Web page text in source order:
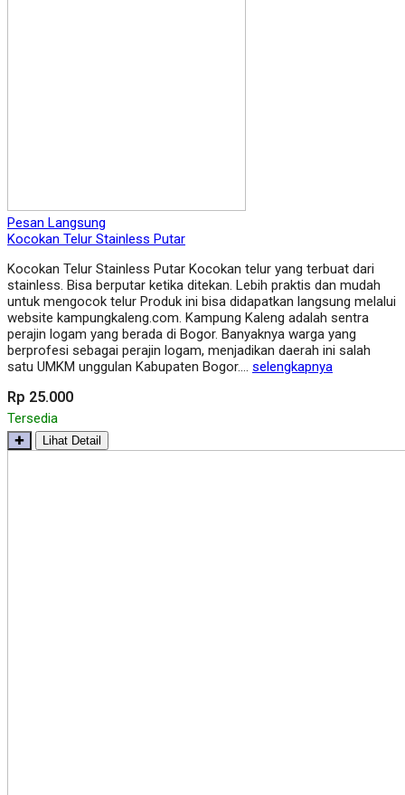
Pesan Langsung
Kocokan Telur Stainless Putar
Kocokan Telur Stainless Putar Kocokan telur yang terbuat dari
stainless. Bisa berputar ketika ditekan. Lebih praktis dan mudah
untuk mengocok telur Produk ini bisa didapatkan langsung melalui
website kampungkaleng.com. Kampung Kaleng adalah sentra
perajin logam yang berada di Bogor. Banyaknya warga yang
berprofesi sebagai perajin logam, menjadikan daerah ini salah
satu UMKM unggulan Kabupaten Bogor…. selengkapnya
Rp 25.000
Tersedia
✚ Lihat Detail